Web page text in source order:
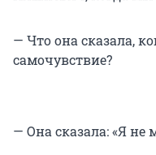
— Что она сказала,
самочувствие?
— Она сказала: «Я не